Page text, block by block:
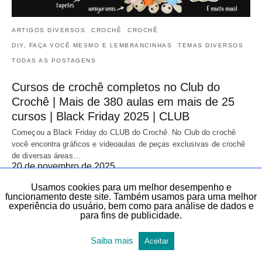
ARTIGOS DIVERSOS CROCHÊ CROCHÊ
DIY, FAÇA VOCÊ MESMO E LEMBRANCINHAS TEMAS DIVERSOS
TODAS AS POSTAGENS
Cursos de crochê completos no Club do
Crochê | Mais de 380 aulas em mais de 25
cursos | Black Friday 2025 | CLUB
Começou a Black Friday do CLUB do Crochê. No Club do crochê
você encontra gráficos e videoaulas de peças exclusivas de crochê
de diversas áreas…
20 de novembro de 2025
Usamos cookies para um melhor desempenho e
funcionamento deste site. Também usamos para uma melhor
experiência do usuário, bem como para análise de dados e
para fins de publicidade.
Saiba mais Aceitar